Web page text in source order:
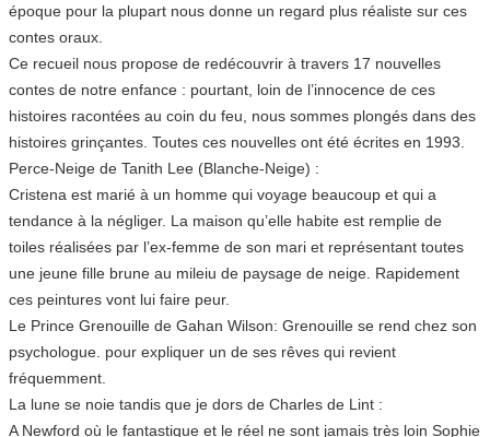
époque pour la plupart nous donne un regard plus réaliste sur ces
contes oraux.
Ce recueil nous propose de redécouvrir à travers 17 nouvelles
contes de notre enfance : pourtant, loin de l’innocence de ces
histoires racontées au coin du feu, nous sommes plongés dans des
histoires grinçantes. Toutes ces nouvelles ont été écrites en 1993.
Perce-Neige de Tanith Lee (Blanche-Neige) :
Cristena est marié à un homme qui voyage beaucoup et qui a
tendance à la négliger. La maison qu’elle habite est remplie de
toiles réalisées par l’ex-femme de son mari et représentant toutes
une jeune fille brune au mileiu de paysage de neige. Rapidement
ces peintures vont lui faire peur.
Le Prince Grenouille de Gahan Wilson: Grenouille se rend chez son
psychologue. pour expliquer un de ses rêves qui revient
fréquemment.
La lune se noie tandis que je dors de Charles de Lint :
A Newford où le fantastique et le réel ne sont jamais très loin Sophie